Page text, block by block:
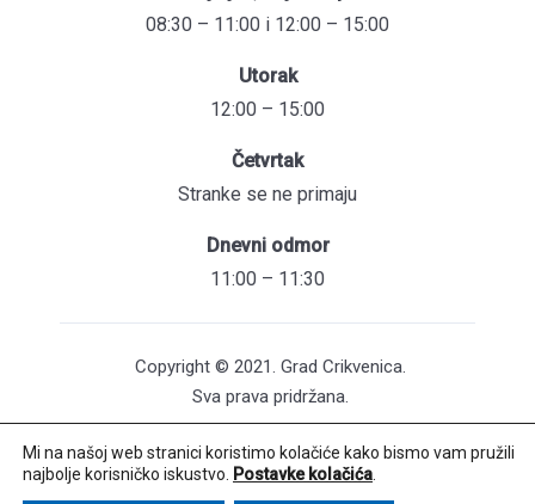
08:30 – 11:00 i 12:00 – 15:00
Utorak
12:00 – 15:00
Četvrtak
Stranke se ne primaju
Dnevni odmor
11:00 – 11:30
Copyright © 2021. Grad Crikvenica.
Sva prava pridržana.
Pristupačnost mrežnih stranica
Održavanje web stranica: UNICITAS / Izrada:
Mi na našoj web stranici koristimo kolačiće kako bismo vam pružili
najbolje korisničko iskustvo.
Postavke kolačića